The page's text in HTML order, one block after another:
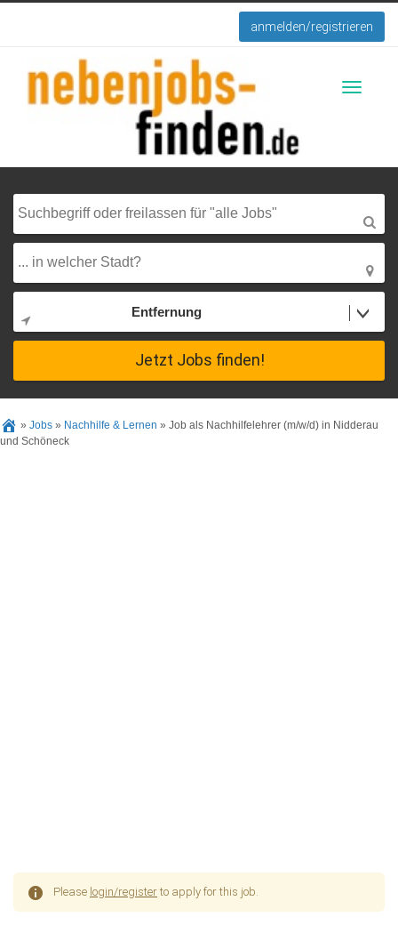
anmelden/registrieren
Entfernung
Jetzt Jobs finden!
» Jobs » Nachhilfe & Lernen » Job als Nachhilfelehrer (m/w/d) in Nidderau
und Schöneck
Please login/register to apply for this job.